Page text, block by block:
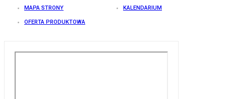
MAPA STRONY KALENDARIUM
OFERTA PRODUKTOWA